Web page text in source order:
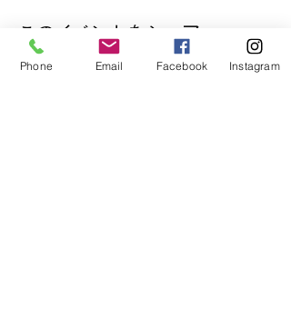
このイベントをシェア
Phone Email Facebook Instagram